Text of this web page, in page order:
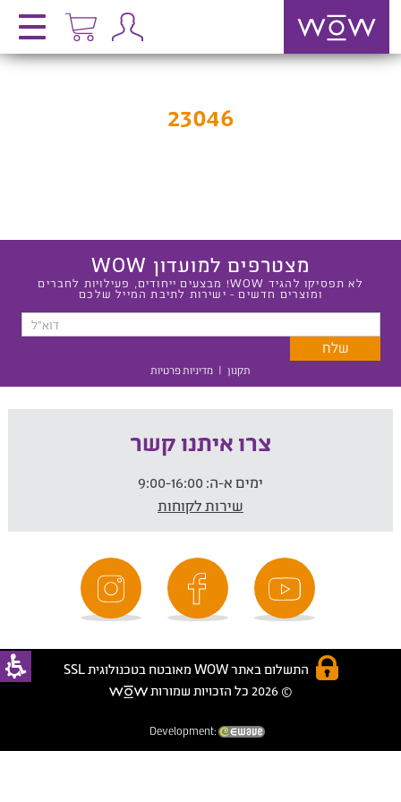
23046
מצטרפים למועדון WOW
לא תפסיקו להגיד WOW! מבצעים ייחודים, פעילויות לחברים
ומוצרים חדשים - ישירות לתיבת המייל שלכם
תקנון | מדיניות פרטיות
צרו איתנו קשר
ימים א-ה:
שירות לקוחות
התשלום באתר WOW מאובטח בטכנולוגית SSL
© 2026 כל הזכויות שמורות
Development: